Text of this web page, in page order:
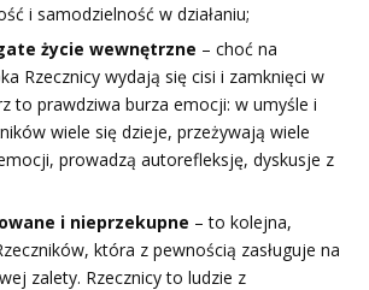
i samodzielność w działaniu;
życie wewnętrzne – choć na
Rzecznicy wydają się cisi i zamknięci w
to prawdziwa burza emocji: w umyśle i
wiele się dzieje, przeżywają wiele
prowadzą autorefleksję, dyskusje z
i nieprzekupne – to kolejna,
która z pewnością zasługuje na
zalety. Rzecznicy to ludzie z